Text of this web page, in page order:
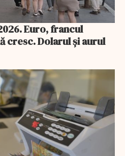
Euro, francul
cresc. Dolarul și aurul